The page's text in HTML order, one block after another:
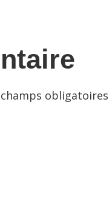
champs